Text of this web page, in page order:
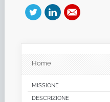
Home
MISSIONE
DESCRIZIONE